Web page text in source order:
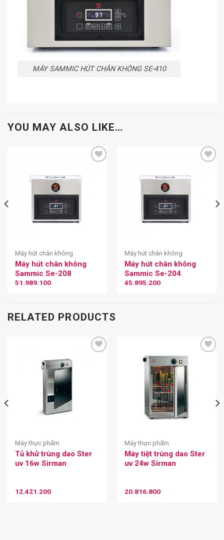
MÁY SAMMIC HÚT CHÂN KHÔNG SE-410
YOU MAY ALSO LIKE…
Máy hút chân không
Máy hút chân không
Sammic Se-208
51.989.100
Máy hút chân không
Máy hút chân không
Sammic Se-204
45.895.200
RELATED PRODUCTS
Máy thực phẩm
Tủ khử trùng dao Ster
uv 16w Sirman
12.421.200
Máy thực phẩm
Máy tiệt trùng dao Ster
uv 24w Sirman
20.816.800